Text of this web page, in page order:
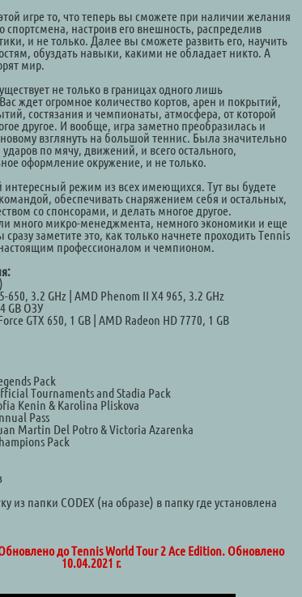
игре то, что теперь вы сможете при наличии желания
спортсмена, настроив его внешность, распределив
и не только. Далее вы сможете развить его, научить
обуздать навыки, какими не обладает никто. А
мир.
не только в границах одного лишь
ждет огромное количество кортов, арен и покрытий,
состязания и чемпионаты, атмосфера, от которой
другое. И вообще, игра заметно преобразилась и
взглянуть на большой теннис. Была значительно
по мячу, движений, и всего остального,
оформление окружение, и не только.
режим из всех имеющихся. Тут вы будете
обеспечивать снаряжением себя и остальных,
со спонсорами, и делать многое другое.
много микро-менеджмента, немного экономики и еще
заметите это, как только начнете проходить Tennis
профессионалом и чемпионом.
3.2 GHz | AMD Phenom II X4 965, 3.2 GHz
GB ОЗУ
GTX 650, 1 GB | AMD Radeon HD 7770, 1 GB
Pack
Tournaments and Stadia Pack
Kenin & Karolina Pliskova
Pass
Martin Del Potro & Victoria Azarenka
Pack
из папки CODEX (на образе) в папку где установлена
до Tennis World Tour 2 Ace Edition. Обновлено
10.04.2021 г.